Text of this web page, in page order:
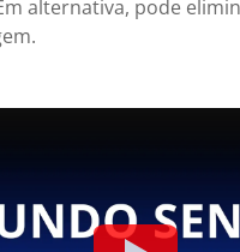
alternativa, pode